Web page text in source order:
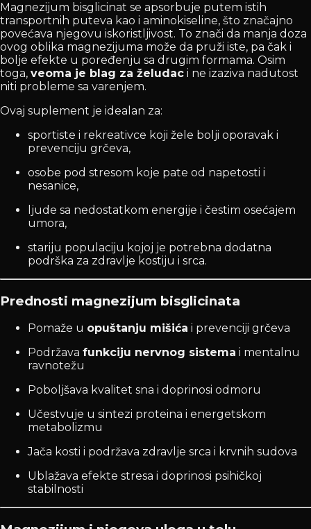
Magnezijum bisglicinat se apsorbuje putem istih
transportnih puteva kao i aminokiseline, što značajno
povećava njegovu iskoristljivost. To znači da manja doza
ovog oblika magnezijuma može da pruži iste, pa čak i
bolje efekte u poređenju sa drugim formama. Osim
toga, veoma je blag za želudac i ne izaziva nadutost
niti probleme sa varenjem.
Ovaj suplement je idealan za:
sportiste i rekreativce koji žele bolji oporavak i
prevenciju grčeva,
osobe pod stresom koje pate od napetosti i
nesanice,
ljude sa nedostatkom energije i čestim osećajem
umora,
stariju populaciju kojoj je potrebna dodatna
podrška za zdravlje kostiju i srca.
Prednosti magnezijum bisglicinata
Pomaže u opuštanju mišića i prevenciji grčeva
Podržava funkciju nervnog sistema i mentalnu
ravnotežu
Poboljšava kvalitet sna i doprinosi odmoru
Učestvuje u sintezi proteina i energetskom
metabolizmu
Jača kosti i podržava zdravlje srca i krvnih sudova
Ublažava efekte stresa i doprinosi psihičkoj
stabilnosti